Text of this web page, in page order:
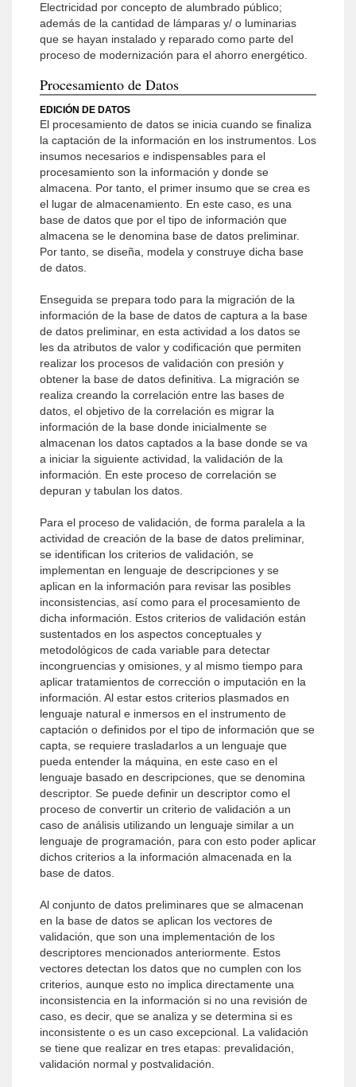
Electricidad por concepto de alumbrado público;
además de la cantidad de lámparas y/ o luminarias
que se hayan instalado y reparado como parte del
proceso de modernización para el ahorro energético.
Procesamiento de Datos
EDICIÓN DE DATOS
El procesamiento de datos se inicia cuando se finaliza
la captación de la información en los instrumentos. Los
insumos necesarios e indispensables para el
procesamiento son la información y donde se
almacena. Por tanto, el primer insumo que se crea es
el lugar de almacenamiento. En este caso, es una
base de datos que por el tipo de información que
almacena se le denomina base de datos preliminar.
Por tanto, se diseña, modela y construye dicha base
de datos.
Enseguida se prepara todo para la migración de la
información de la base de datos de captura a la base
de datos preliminar, en esta actividad a los datos se
les da atributos de valor y codificación que permiten
realizar los procesos de validación con presión y
obtener la base de datos definitiva. La migración se
realiza creando la correlación entre las bases de
datos, el objetivo de la correlación es migrar la
información de la base donde inicialmente se
almacenan los datos captados a la base donde se va
a iniciar la siguiente actividad, la validación de la
información. En este proceso de correlación se
depuran y tabulan los datos.
Para el proceso de validación, de forma paralela a la
actividad de creación de la base de datos preliminar,
se identifican los criterios de validación, se
implementan en lenguaje de descripciones y se
aplican en la información para revisar las posibles
inconsistencias, así como para el procesamiento de
dicha información. Estos criterios de validación están
sustentados en los aspectos conceptuales y
metodológicos de cada variable para detectar
incongruencias y omisiones, y al mismo tiempo para
aplicar tratamientos de corrección o imputación en la
información. Al estar estos criterios plasmados en
lenguaje natural e inmersos en el instrumento de
captación o definidos por el tipo de información que se
capta, se requiere trasladarlos a un lenguaje que
pueda entender la máquina, en este caso en el
lenguaje basado en descripciones, que se denomina
descriptor. Se puede definir un descriptor como el
proceso de convertir un criterio de validación a un
caso de análisis utilizando un lenguaje similar a un
lenguaje de programación, para con esto poder aplicar
dichos criterios a la información almacenada en la
base de datos.
Al conjunto de datos preliminares que se almacenan
en la base de datos se aplican los vectores de
validación, que son una implementación de los
descriptores mencionados anteriormente. Estos
vectores detectan los datos que no cumplen con los
criterios, aunque esto no implica directamente una
inconsistencia en la información si no una revisión de
caso, es decir, que se analiza y se determina si es
inconsistente o es un caso excepcional. La validación
se tiene que realizar en tres etapas: prevalidación,
validación normal y postvalidación.